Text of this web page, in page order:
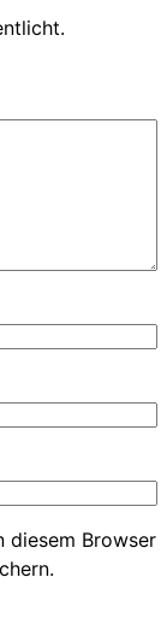
diesem Browser